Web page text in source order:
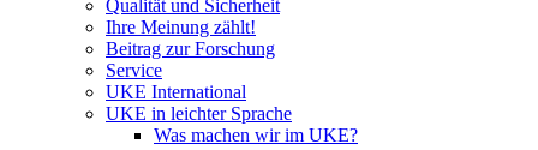
Qualität und Sicherheit
Ihre Meinung zählt!
Beitrag zur Forschung
Service
UKE International
UKE in leichter Sprache
Was machen wir im UKE?